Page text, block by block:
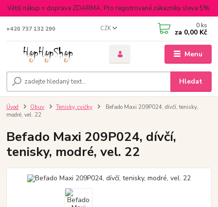
Větší nákup = doprava ZDARMA. Pro registrované zákazníky sleva 5%.
Menu
CZK
Hledat
+420 737 132 290 0 ks
za 0,00 Kč
Úvod Obuv Tenisky, cvičky
Befado Maxi 209P024, dívčí, tenisky,
modré, vel. 22
Befado Maxi 209P024, dívčí,
tenisky, modré, vel. 22